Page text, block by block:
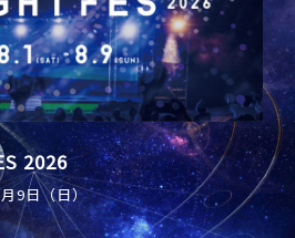
2026
9日（日）
シンデレラガールズ」 ×
ラボレーション2026
アースペシャルイベント
by Vixen」開催
〜星降る記憶をあなたに〜